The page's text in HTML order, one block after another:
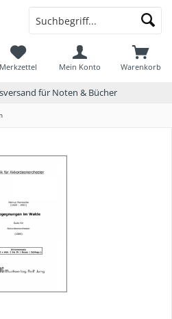
für Noten & Bücher
Warenkorb
Merkzettel Mein Konto